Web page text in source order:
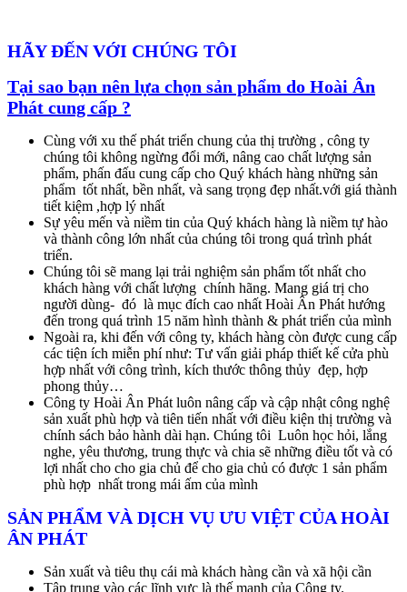
HÃY ĐẾN VỚI CHÚNG TÔI
Tại sao bạn nên lựa chọn sản phẩm do Hoài Ân
Phát cung cấp ?
Cùng với xu thế phát triển chung của thị trường , công ty
chúng tôi không ngừng đổi mới, nâng cao chất lượng sản
phẩm, phấn đấu cung cấp cho Quý khách hàng những sản
phẩm tốt nhất, bền nhất, và sang trọng đẹp nhất.với giá thành
tiết kiệm ,hợp lý nhất
Sự yêu mến và niềm tin của Quý khách hàng là niềm tự hào
và thành công lớn nhất của chúng tôi trong quá trình phát
triển.
Chúng tôi sẽ mang lại trải nghiệm sản phẩm tốt nhất cho
khách hàng với chất lượng chính hãng. Mang giá trị cho
người dùng- đó là mục đích cao nhất Hoài Ân Phát hướng
đến trong quá trình 15 năm hình thành & phát triển của mình
Ngoài ra, khi đến với công ty, khách hàng còn được cung cấp
các tiện ích miễn phí như: Tư vấn giải pháp thiết kế cửa phù
hợp nhất với công trình, kích thước thông thủy đẹp, hợp
phong thủy…
Công ty Hoài Ân Phát luôn nâng cấp và cập nhật công nghệ
sản xuất phù hợp và tiên tiến nhất với điều kiện thị trường và
chính sách bảo hành dài hạn. Chúng tôi Luôn học hỏi, lắng
nghe, yêu thương, trung thực và chia sẽ những điều tốt và có
lợi nhất cho cho gia chủ để cho gia chủ có được 1 sản phẩm
phù hợp nhất trong mái ấm của mình
SẢN PHẨM VÀ DỊCH VỤ ƯU VIỆT CỦA HOÀI
ÂN PHÁT
Sản xuất và tiêu thụ cái mà khách hàng cần và xã hội cần
Tập trung vào các lĩnh vực là thế mạnh của Công ty.